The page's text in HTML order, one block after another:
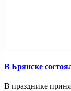
В Брянске
В празднике